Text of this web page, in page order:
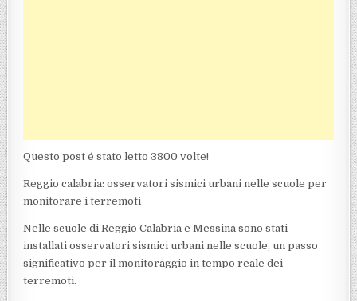
Questo post é stato letto 3800 volte!
Reggio calabria: osservatori sismici urbani nelle scuole per
monitorare i terremoti
Nelle scuole di Reggio Calabria e Messina sono stati
installati osservatori sismici urbani nelle scuole, un passo
significativo per il monitoraggio in tempo reale dei
terremoti.